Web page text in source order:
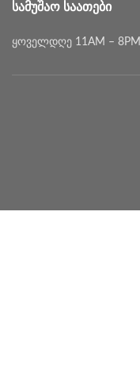
ᲡᲐᲛᲣᲨᲐᲝ ᲡᲐᲐᲗᲔᲑᲘ
ყოველდღე 11AM – 8PM